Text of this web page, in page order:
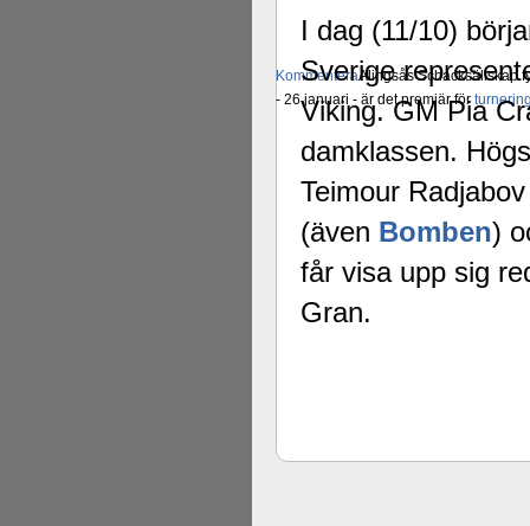
KommenteraAlingsås Schacksällskap
- 26 januari - är det premiär för
I dag (11/10)
Sverige
Viking. GM Pia
damklassen.
Teimour
(även Bomben)
får visa upp sig
Gran.